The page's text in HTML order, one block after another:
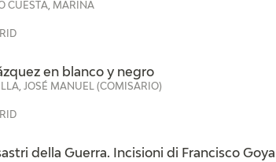
CUESTA, MARINA
en blanco y negro
JOSÉ MANUEL (COMISARIO)
della Guerra. Incisioni di Francisco Goya